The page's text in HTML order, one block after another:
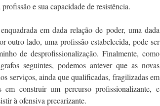
e sua capacidade de resistência.
em dada relação de poder, uma dada
outro lado, uma profissão estabelecida, pode ser
de desprofissionalização. Finalmente, como
seguintes, podemos antever que as novas
serviços, ainda que qualificadas, fragilizadas em
construir um percurso profissionalizante, e
à ofensiva precarizante.